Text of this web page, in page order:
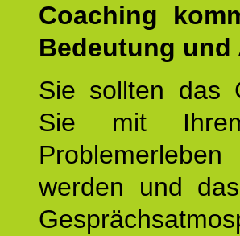
Coaching
Bedeutung und
Sie sollten das
Sie mit
werden und